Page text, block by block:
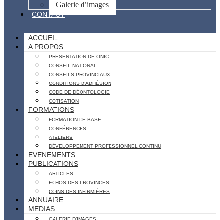
Galerie d’images
CONTACT
ACCUEIL
A PROPOS
PRESENTATION DE ONIC
CONSEIL NATIONAL
CONSEILS PROVINCIAUX
CONDITIONS D’ADHÉSION
CODE DE DÉONTOLOGIE
COTISATION
FORMATIONS
FORMATION DE BASE
CONFÉRENCES
ATELIERS
DÉVELOPPEMENT PROFESSIONNEL CONTINU
EVENEMENTS
PUBLICATIONS
ARTICLES
ECHOS DES PROVINCES
COINS DES INFIRMIÈRES
ANNUAIRE
MEDIAS
GALERIE D’IMAGES